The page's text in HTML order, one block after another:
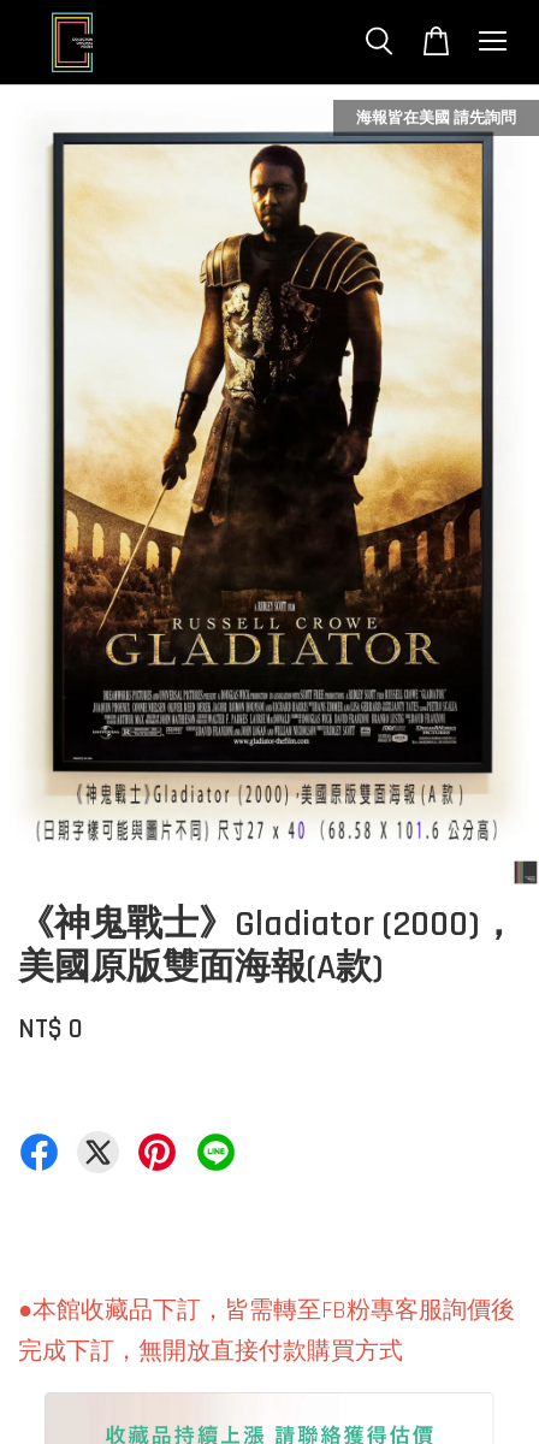
海報皆在美國 請先詢問
《神鬼戰士》Gladiator (2000)，
美國原版雙面海報(A款)
NT$ 0
●本館收藏品下訂，皆需轉至FB粉專客服詢價後
完成下訂，無開放直接付款購買方式